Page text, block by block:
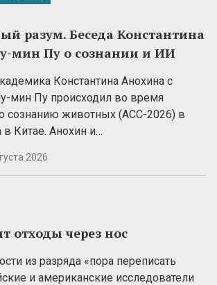
разум. Беседа Константина
мин Пу о сознании и ИИ
Константина Анохина с
мин Пу происходил во время
сознанию животных (ACC-2026) в
в Китае. Анохин и…
2026
отходы через нос
из разряда «пора переписать
и американские исследователи